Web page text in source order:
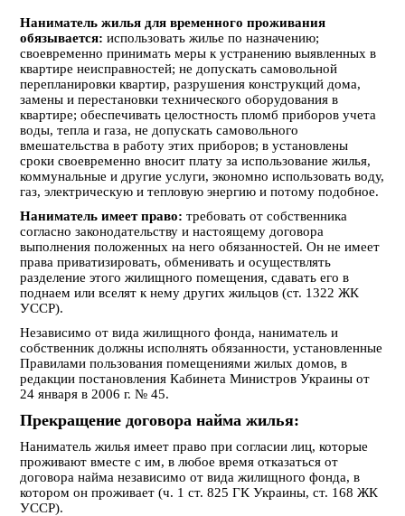
Наниматель жилья для временного проживания
обязывается: использовать жилье по назначению;
своевременно принимать меры к устранению выявленных в
квартире неисправностей; не допускать самовольной
перепланировки квартир, разрушения конструкций дома,
замены и перестановки технического оборудования в
квартире; обеспечивать целостность пломб приборов учета
воды, тепла и газа, не допускать самовольного
вмешательства в работу этих приборов; в установлены
сроки своевременно вносит плату за использование жилья,
коммунальные и другие услуги, экономно использовать воду,
газ, электрическую и тепловую энергию и потому подобное.
Наниматель имеет право: требовать от собственника
согласно законодательству и настоящему договора
выполнения положенных на него обязанностей. Он не имеет
права приватизировать, обменивать и осуществлять
разделение этого жилищного помещения, сдавать его в
поднаем или вселят к нему других жильцов (ст. 1322 ЖК
УССР).
Независимо от вида жилищного фонда, наниматель и
собственник должны исполнять обязанности, установленные
Правилами пользования помещениями жилых домов, в
редакции постановления Кабинета Министров Украины от
24 января в 2006 г. № 45.
Прекращение договора найма жилья:
Наниматель жилья имеет право при согласии лиц, которые
проживают вместе с им, в любое время отказаться от
договора найма независимо от вида жилищного фонда, в
котором он проживает (ч. 1 ст. 825 ГК Украины, ст. 168 ЖК
УССР).